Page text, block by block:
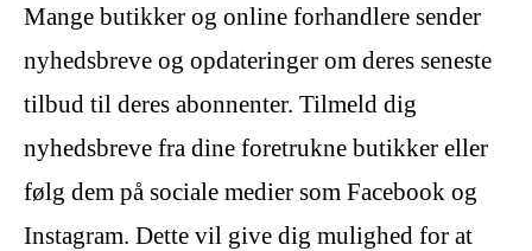
Mange butikker og online forhandlere sender
nyhedsbreve og opdateringer om deres seneste
tilbud til deres abonnenter. Tilmeld dig
nyhedsbreve fra dine foretrukne butikker eller
følg dem på sociale medier som Facebook og
Instagram. Dette vil give dig mulighed for at